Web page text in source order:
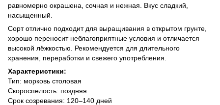
равномерно окрашена, сочная и нежная. Вкус сладкий,
насыщенный.
Сорт отлично подходит для выращивания в открытом грунте,
хорошо переносит неблагоприятные условия и отличается
высокой лёжкостью. Рекомендуется для длительного
хранения, переработки и свежего употребления.
Характеристики:
Тип: морковь столовая
Скороспелость: поздняя
Срок созревания: 120–140 дней